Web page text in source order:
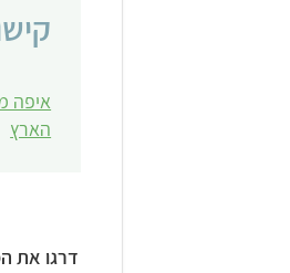
איפה
הארץ
דרגו את